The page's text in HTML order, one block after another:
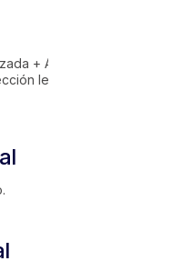
+ Autorización
legal posible